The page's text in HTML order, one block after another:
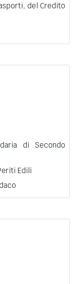
del Credito
di Secondo
Edili